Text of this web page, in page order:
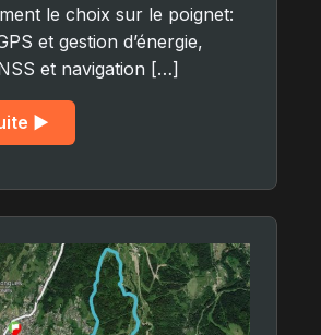
le choix sur le poignet:
et gestion d’énergie,
et navigation […]
▶︎